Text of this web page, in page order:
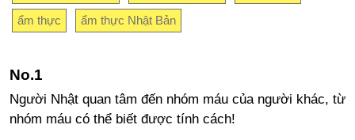
ẩm thực ẩm thực Nhật Bản
Người Nhật quan tâm đến nhóm máu của người khác, từ
nhóm máu có thể biết được tính cách!